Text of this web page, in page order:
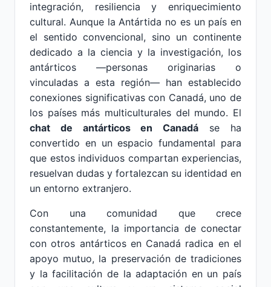
integración, resiliencia y enriquecimiento
cultural. Aunque la Antártida no es un país en
el sentido convencional, sino un continente
dedicado a la ciencia y la investigación, los
antárticos —personas originarias o
vinculadas a esta región— han establecido
conexiones significativas con Canadá, uno de
los países más multiculturales del mundo. El
chat de antárticos en Canadá se ha
convertido en un espacio fundamental para
que estos individuos compartan experiencias,
resuelvan dudas y fortalezcan su identidad en
un entorno extranjero.
Con una comunidad que crece
constantemente, la importancia de conectar
con otros antárticos en Canadá radica en el
apoyo mutuo, la preservación de tradiciones
y la facilitación de la adaptación en un país